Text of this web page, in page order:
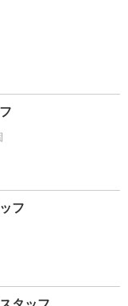
フ